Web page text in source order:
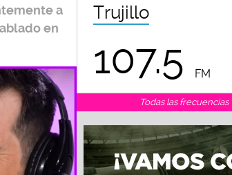
a
en
Trujillo
107.5 FM
Todas las frecuencias